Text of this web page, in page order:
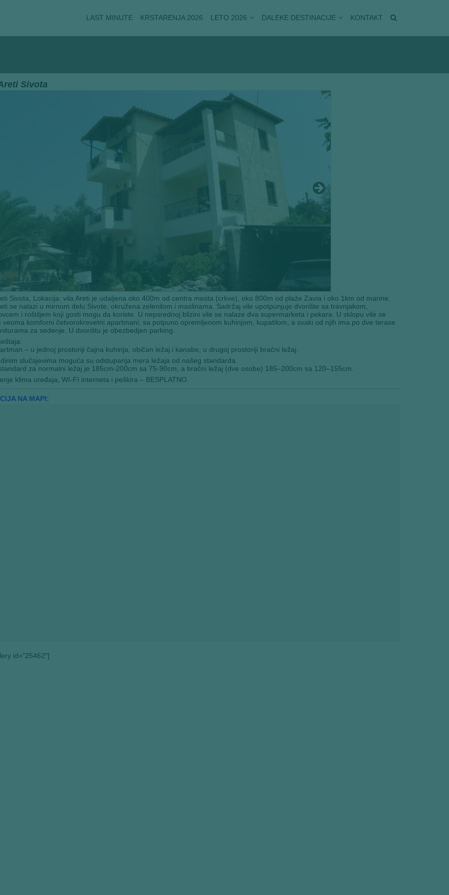
LAST MINUTE KRSTARENJA 2026 LETO 2026 DALEKE DESTINACIJE KONTAKT
Sivota
Sivota, Lokacija: vila Areti je udaljena oko 400m od centra mesta (crkve), oko 800m od plaže Zavia i oko 1km od marine.
se nalazi u mirnom delu Sivote, okružena zelenilom i maslinama. Sadržaj vile upotpunjuje dvorište sa travnjakom,
i roštiljem koji gosti mogu da koriste. U nepsrednoj blizini vile se nalaze dva supermarketa i pekara. U sklopu vile se
veoma komforni četvorokrevetni apartmani, sa potpuno opremljenom kuhinjom, kupatilom, a svaki od njih ima po dve terase
za sedenje. U dvorištu je obezbedjen parking.
– u jednoj prostoriji čajna kuhinja, običan ležaj i kanabe, u drugoj prostoriji bračni ležaj.
slučajevima moguća su odstupanja mera ležaja od našeg standarda.
za normalni ležaj je 185cm-200cm sa 75-90cm, a bračni ležaj (dve osobe) 185–200cm sa 120–155cm.
klima uređaja, WI-FI interneta i peškira – BESPLATNO.
NA MAPI:
id=”25462″]